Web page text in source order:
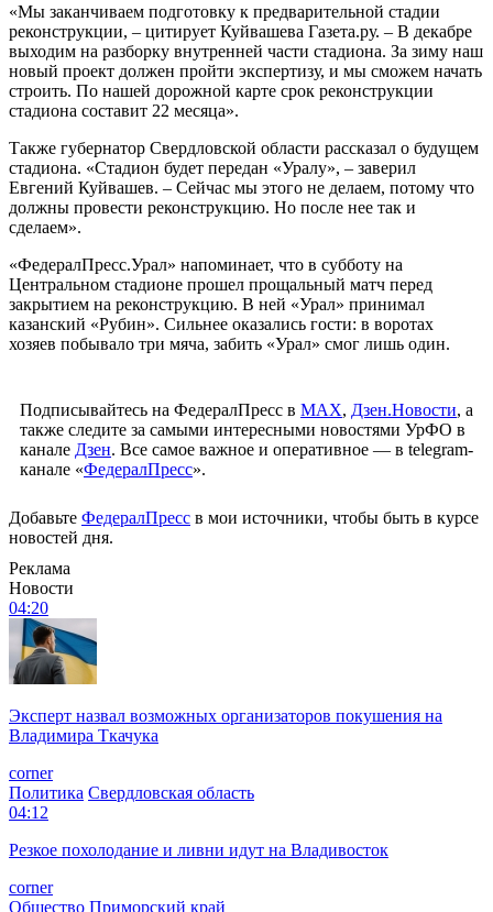
«Мы заканчиваем подготовку к предварительной стадии
реконструкции, – цитирует Куйвашева Газета.ру. – В декабре
выходим на разборку внутренней части стадиона. За зиму наш
новый проект должен пройти экспертизу, и мы сможем начать
строить. По нашей дорожной карте срок реконструкции
стадиона составит 22 месяца».
Также губернатор Свердловской области рассказал о будущем
стадиона. «Стадион будет передан «Уралу», – заверил
Евгений Куйвашев. – Сейчас мы этого не делаем, потому что
должны провести реконструкцию. Но после нее так и
сделаем».
«ФедералПресс.Урал» напоминает, что в субботу на
Центральном стадионе прошел прощальный матч перед
закрытием на реконструкцию. В ней «Урал» принимал
казанский «Рубин». Сильнее оказались гости: в воротах
хозяев побывало три мяча, забить «Урал» смог лишь один.
Подписывайтесь на ФедералПресс в МАХ, Дзен.Новости, а
также следите за самыми интересными новостями УрФО в
канале Дзен. Все самое важное и оперативное — в telegram-
канале «ФедералПресс».
Добавьте ФедералПресс в мои источники, чтобы быть в курсе
новостей дня.
Реклама
Новости
04:20
Эксперт назвал возможных организаторов покушения на
Владимира Ткачука
corner
Политика Свердловская область
04:12
Резкое похолодание и ливни идут на Владивосток
corner
Общество Приморский край